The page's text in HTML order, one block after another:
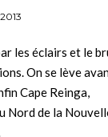
les éclairs et le
On se lève
Cape Reinga,
Nord de la